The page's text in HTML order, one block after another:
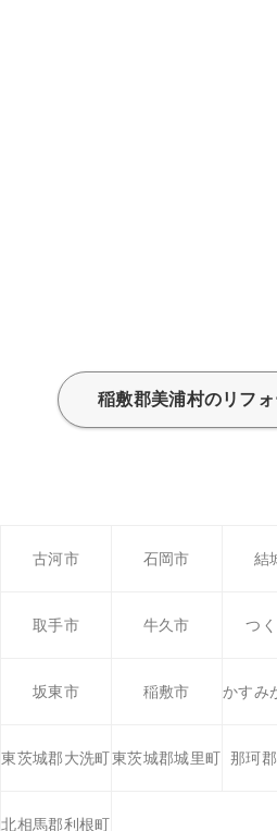
稲敷郡美浦村のリフォ
古河市 石岡市 結
取手市 牛久市 つ
坂東市 稲敷市 かすみ
東茨城郡大洗町東茨城郡城里町 那珂
北相馬郡利根町